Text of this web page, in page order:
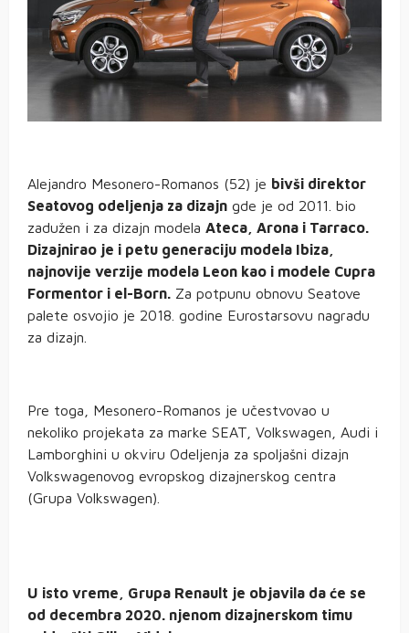
Alejandro Mesonero-Romanos (52) je bivši direktor
Seatovog odeljenja za dizajn gde je od 2011. bio
zadužen i za dizajn modela Ateca, Arona i Tarraco.
Dizajnirao je i petu generaciju modela Ibiza,
najnovije verzije modela Leon kao i modele Cupra
Formentor i el-Born. Za potpunu obnovu Seatove
palete osvojio je 2018. godine Eurostarsovu nagradu
za dizajn.
Pre toga, Mesonero-Romanos je učestvovao u
nekoliko projekata za marke SEAT, Volkswagen, Audi i
Lamborghini u okviru Odeljenja za spoljašni dizajn
Volkswagenovog evropskog dizajnerskog centra
(Grupa Volkswagen).
U isto vreme, Grupa Renault je objavila da će se
od decembra 2020. njenom dizajnerskom timu